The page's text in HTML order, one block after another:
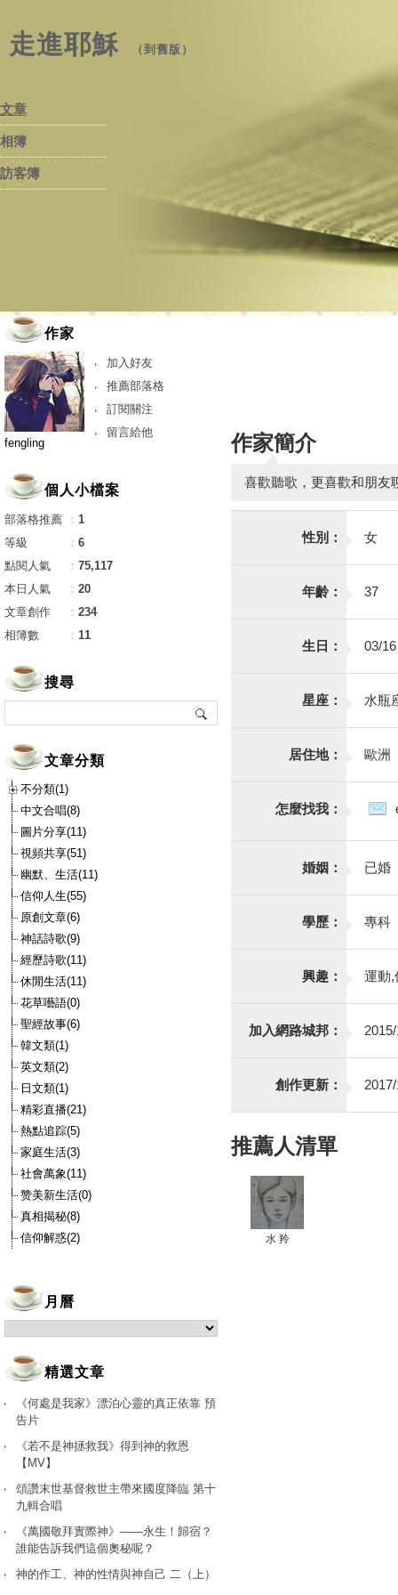
走進耶穌 （到舊版 ）
文章
相簿
訪客簿
作家簡介
喜歡聽歌，更喜歡和朋友
性別： 女
年齡： 37
生日： 03/16
星座： 水瓶
居住地： 歐洲
怎麼找我：
婚姻： 已婚
學歷： 專科
興趣： 運動,
加入網路城邦：
創作更新：
推薦人清單
水 羚
作家
加入好友
推薦部落格
訂閱關注
留言給他
fengling
個人小檔案
部落格推薦 ： 1
等級
： 6
點閱人氣
： 75,117
本日人氣
： 20
文章創作
： 234
相簿數
： 11
搜尋
文章分類
不分類(1)
中文合唱(8)
圖片分享(11)
視頻共享(51)
幽默、生活(11)
信仰人生(55)
原創文章(6)
神話詩歌(9)
經歷詩歌(11)
休閒生活(11)
花草囈語(0)
聖經故事(6)
韓文類(1)
英文類(2)
日文類(1)
精彩直播(21)
熱點追踪(5)
家庭生活(3)
社會萬象(11)
赞美新生活(0)
真相揭秘(8)
信仰解惑(2)
月曆
精選文章
《何處是我家》漂泊心靈的真正依靠 預
告片
《若不是神拯救我》得到神的救恩
【MV】
頌讚末世基督救世主帶來國度降臨 第十
九輯合唱
《萬國敬拜實際神》——永生！歸宿？
誰能告訴我們這個奧秘呢？
神的作工、神的性情與神自己 二（上）